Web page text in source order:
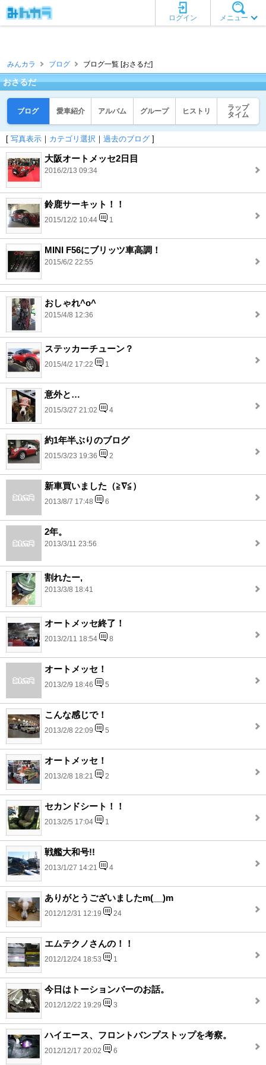
メニュー
ログイン
みんカラ ブログ ブログ一覧 [おさるだ]
おさるだ
ブログ 愛車紹介 アルバム グループ ヒストリ
ラップ
タイム
[ 写真表示 ｜ カテゴリ選択 ｜ 過去のブログ ]
大阪オートメッセ2日目
2016/2/13 09:34
鈴鹿サーキット！！
2015/12/2 10:44 1
MINI F56にブリッツ車高調！
2015/6/2 22:55
おしゃれ^o^
2015/4/8 12:36
ステッカーチューン？
2015/4/2 17:22 1
意外と…
2015/3/27 21:02 4
約1年半ぶりのブログ
2015/3/23 19:36 2
新車買いました（≧∇≦）
2013/8/7 17:48 6
2年。
2013/3/11 23:56
割れたー,
2013/3/8 18:41
オートメッセ終了！
2013/2/11 18:54 8
オートメッセ！
2013/2/9 18:46 5
こんな感じで！
2013/2/8 22:09 5
オートメッセ！
2013/2/8 18:21 2
セカンドシート！！
2013/2/5 17:04 1
戦艦大和号!!
2013/1/27 14:21 4
ありがとうございましたm(__)m
2012/12/31 12:19 24
エムテクノさんの！！
2012/12/24 18:53 1
今日はトーションバーのお話。
2012/12/22 19:29 3
ハイエース、フロントバンプストップを考察。
2012/12/17 20:02 6